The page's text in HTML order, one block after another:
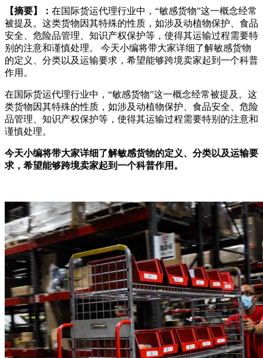
【摘要】： 在国际货运代理行业中，“敏感货物”这一概念经常
被提及。这类货物因其特殊的性质，如涉及动植物保护、食品
安全、危险品管理、知识产权保护等，使得其运输过程需要特
别的注意和谨慎处理。 今天小编将带大家详细了解敏感货物
的定义、分类以及运输要求，希望能够跨境卖家起到一个科普
作用。
在国际货运代理行业中，“敏感货物”这一概念经常被提及。这
类货物因其特殊的性质，如涉及动植物保护、食品安全、危险
品管理、知识产权保护等，使得其运输过程需要特别的注意和
谨慎处理。
今天小编将带大家详细了解敏感货物的定义、分类以及运输要
求，希望能够跨境卖家起到一个科普作用。